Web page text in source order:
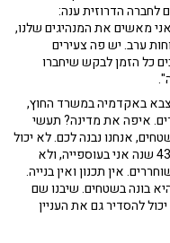
לחברה הדרוזית ענה:
מאשים את המנהיגים שלנו,
ערב. יש פה צעירים
כל הזמן לבקש שיחברו
באקדמיה במשרד החוץ,
איפה את מדינה? תעשי
אנחנו נבנה לכם. לא יכול
להיות שב-75 שנה לא נבנה ישוב דרוזי אחד. 43 שנה אני בעוספייה, ולא
אין תכנון ואין בנייה.
בונה בשטחים. שיבנו שם
להסדיר גם את העניין